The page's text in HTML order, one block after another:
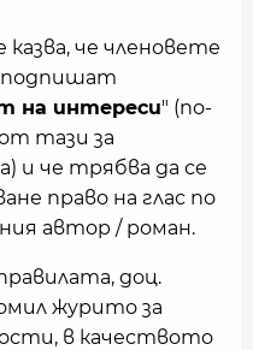
че членовете
подпишат
на интереси" (по-
тази за
и че трябва да се
право на глас по
автор / роман.
доц.
журито за
в качеството